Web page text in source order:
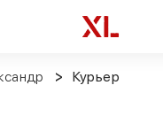
Курьер